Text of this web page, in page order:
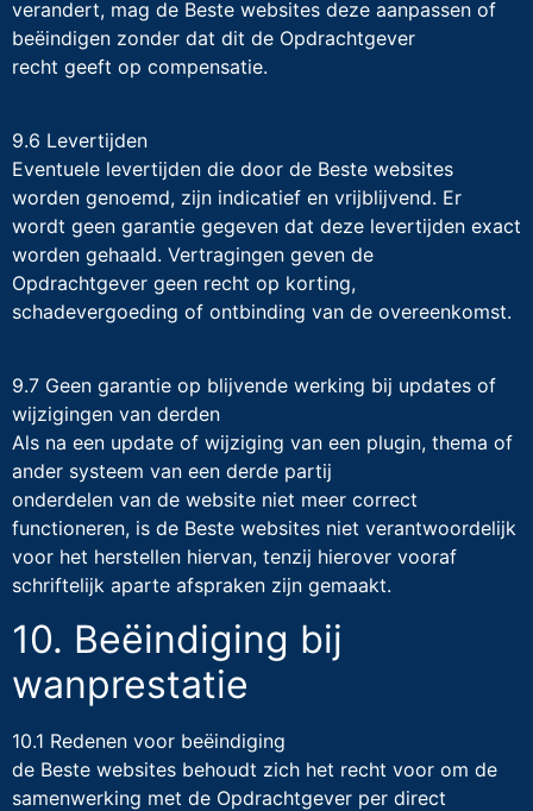
verandert, mag de Beste websites deze aanpassen of
beëindigen zonder dat dit de Opdrachtgever
recht geeft op compensatie.
9.6 Levertijden
Eventuele levertijden die door de Beste websites
worden genoemd, zijn indicatief en vrijblijvend. Er
wordt geen garantie gegeven dat deze levertijden exact
worden gehaald. Vertragingen geven de
Opdrachtgever geen recht op korting,
schadevergoeding of ontbinding van de overeenkomst.
9.7 Geen garantie op blijvende werking bij updates of
wijzigingen van derden
Als na een update of wijziging van een plugin, thema of
ander systeem van een derde partij
onderdelen van de website niet meer correct
functioneren, is de Beste websites niet verantwoordelijk
voor het herstellen hiervan, tenzij hierover vooraf
schriftelijk aparte afspraken zijn gemaakt.
10. Beëindiging bij
wanprestatie
10.1 Redenen voor beëindiging
de Beste websites behoudt zich het recht voor om de
samenwerking met de Opdrachtgever per direct